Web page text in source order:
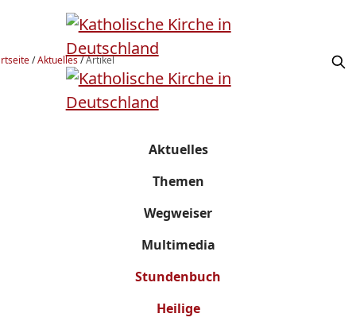
/Aktuelles/Artikel
Aktuelles
Themen
Wegweiser
Multimedia
Stundenbuch
Heilige